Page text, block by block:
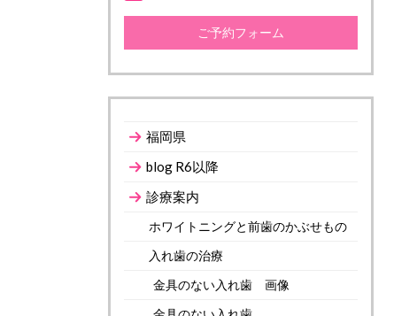
ご予約フォーム
福岡県
blog R6以降
診療案内
ホワイトニングと前歯のかぶせもの
入れ歯の治療
金具のない入れ歯 画像